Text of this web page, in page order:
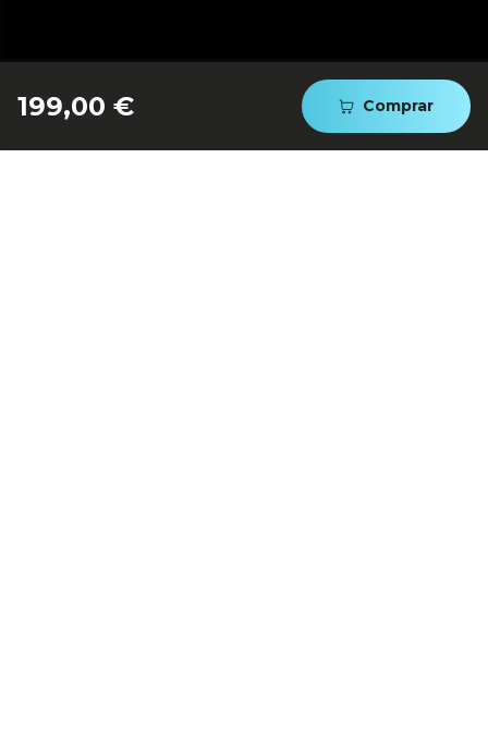
199,00 € Comprar
Gratinado rápido y sencillo